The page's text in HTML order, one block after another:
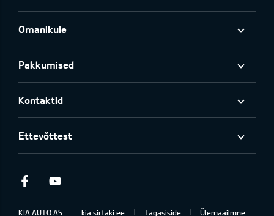
Omanikule
Pakkumised
Kontaktid
Ettevõttest
Facebook
KIA AUTO AS kia.sirtaki.ee Tagasiside Ülemaailmne